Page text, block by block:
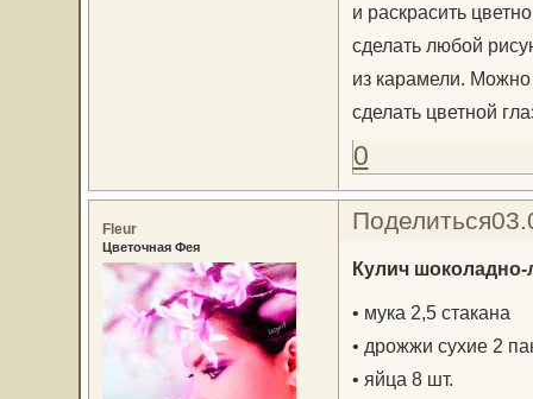
и раскрасить
сделать любой
из карамели. Можно
сделать цветной
0
Поделиться
Fleur
Цветочная Фея
Кулич
• мука 2,5 стакана
• дрожжи сухие 2
• яйца 8 шт.